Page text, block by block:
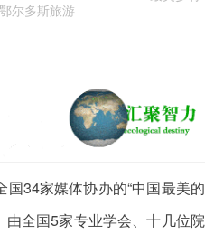
尔多斯旅游
34家媒体协办的“中国最美的
由全国5家专业学会、十几位院